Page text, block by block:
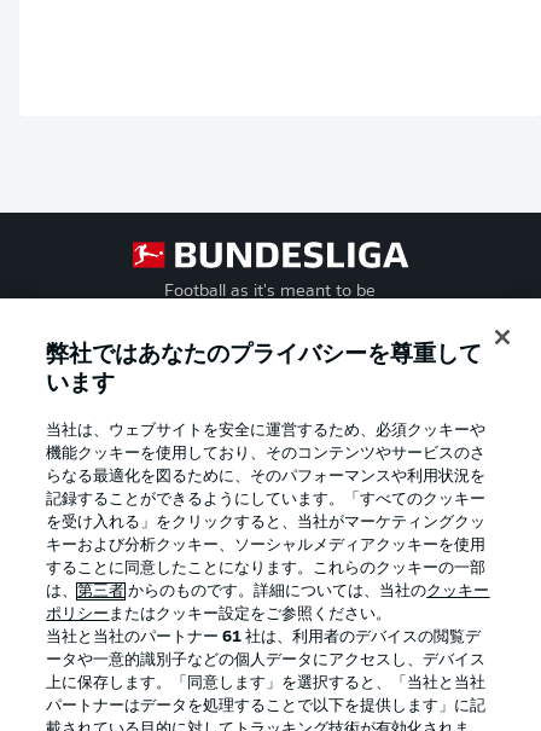
Football as it's meant to be
Official Partners
弊社ではあなたのプライバシーを尊重して
います
当社は、ウェブサイトを安全に運営するため、必須クッキーや
機能クッキーを使用しており、そのコンテンツやサービスのさ
らなる最適化を図るために、そのパフォーマンスや利用状況を
記録することができるようにしています。「すべてのクッキー
を受け入れる」をクリックすると、当社がマーケティングクッ
キーおよび分析クッキー、ソーシャルメディアクッキーを使用
することに同意したことになります。これらのクッキーの一部
は、第三者 からのものです。詳細については、当社のクッキー
ポリシー またはクッキー設定をご参照ください。
当社と当社のパートナー61 社は、利用者のデバイスの閲覧デ
ータや一意的識別子などの個人データにアクセスし、デバイス
上に保存します。「同意します」を選択すると、「当社と当社
パートナーはデータを処理することで以下を提供します」に記